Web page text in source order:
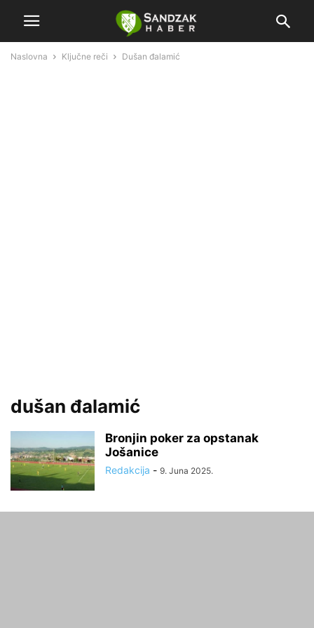
Naslovna Ključne reči Dušan đalamić
dušan đalamić
Bronjin poker za opstanak
Jošanice
Redakcija - 9. Juna 2025.